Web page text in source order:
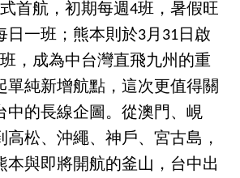
首航，初期每週4班，暑假旺
日一班；熊本則於3月31日啟
，成為中台灣直飛九州的重
單純新增航點，這次更值得關
中的長線企圖。從澳門、峴
高松、沖繩、神戶、宮古島，
本與即將開航的釜山，台中出